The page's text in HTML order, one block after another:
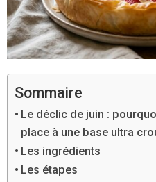
Sommaire
Le déclic de juin :
place à une base ultra
Les ingrédients
Les étapes